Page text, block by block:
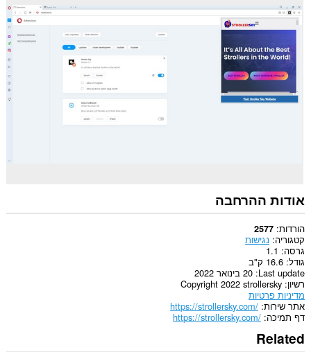
אודות ההרחבה
הורדות 2577
קטגוריה נגישות
גרסה 1.1
גודל 16.6 ק"ב
Last update 20 בינואר 2022
רשיון Copyright 2022 strollersky
מדיניות פרטיות
אתר שירות https://strollersky.com/
דף תמיכה https://strollersky.com/
Related